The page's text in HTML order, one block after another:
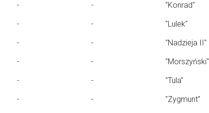
- - "Konrad"
- - "Lulek"
- - "Nadzieja II"
- - "Morszyński"
- - "Tula"
- - "Zygmunt"